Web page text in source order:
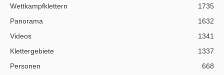
Wettkampfklettern
1735
Panorama
1632
Videos
1341
Klettergebiete
1337
Personen
668